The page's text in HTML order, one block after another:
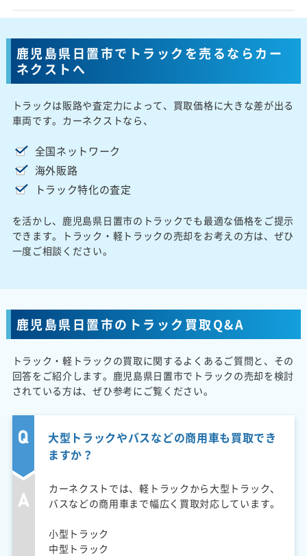
鹿児島県日置市でトラックを売るならカー
ネクストへ
トラックは販路や査定力によって、買取価格に大きな差が出る
車両です。カーネクストなら、
全国ネットワーク
海外販路
トラック特化の査定
を活かし、鹿児島県日置市のトラックでも最適な価格をご提示
できます。トラック・軽トラックの売却をお考えの方は、ぜひ
一度ご相談ください。
鹿児島県日置市のトラック買取Q&A
トラック・軽トラックの買取に関するよくあるご質問と、その
回答をご紹介します。鹿児島県日置市でトラックの売却を検討
されている方は、ぜひ参考にご覧ください。
大型トラックやバスなどの商用車も買取でき
ますか？
カーネクストでは、軽トラックから大型トラック、
バスなどの商用車まで幅広く買取対応しています。
小型トラック
中型トラック